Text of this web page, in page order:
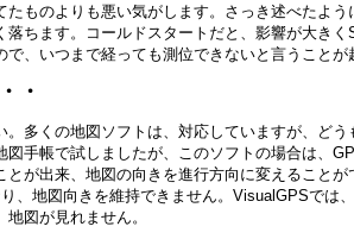
たものよりも悪い気がします。さっき述べたよう
落ちます。コールドスタートだと、影響が大きく
で、いつまで経っても測位できないと言うことが
・
。多くの地図ソフトは、対応していますが、どう
図手帳で試しましたが、このソフトの場合は、
とが出来、地図の向きを進行方向に変えること
、地図向きを維持できません。VisualGPSでは
図が見れません。